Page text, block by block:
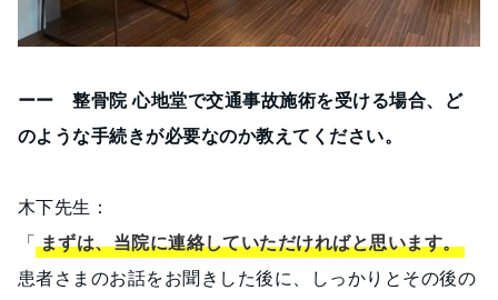
ーー 整骨院 心地堂で交通事故施術を受ける場合、ど
のような手続きが必要なのか教えてください。
木下先生：
「まずは、当院に連絡していただければと思います。
患者さまのお話をお聞きした後に、しっかりとその後の